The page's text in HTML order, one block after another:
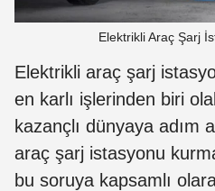
Elektrikli Araç Şarj
Elektrikli araç şarj
en karlı işlerinden biri
kazançlı dünyaya adım
araç şarj istasyonu
bu soruya kapsamlı